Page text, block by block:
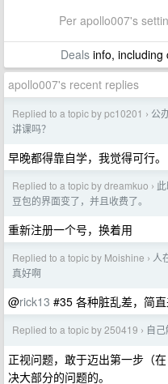
Per apollo007's
Dealsinfo, including
apollo007's recent replies
Replied to a topic by pc10201 › 公
讲课吗？
早晚都得靠自学，我觉得可行。
Replied to a topic by dreamkuo ›
豆包的界面变了，并且收费了。
重新注册一个号，换着用
Replied to a topic by Moishine › 人
真好啊
@rick13 #35 各种脏乱差，简
Replied to a topic by 250419 › 自
正视问题，敢于迈出第一步（
决大部分的问题的。